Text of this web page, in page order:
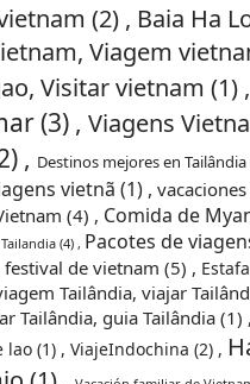
(2) , Baia Ha
Viagem
Visitar vietnam (1) ,
(3) , Viagens
, Destinos mejores en Tailândia
vietnã (1) , vacaciones
(4) , Comida de
(4) , Pacotes de
festival de vietnam (5) ,
Tailândia, viajar
Tailândia, guia Tailândia (1) ,
lao (1) , ViajeIndochina (2) ,